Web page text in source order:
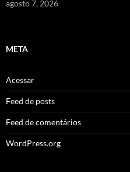
agosto 7, 2026
META
Acessar
Feed de posts
Feed de comentários
WordPress.org